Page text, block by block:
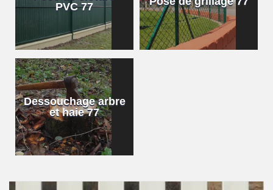
PVC 77
Dessouchage arbre
et haie 77